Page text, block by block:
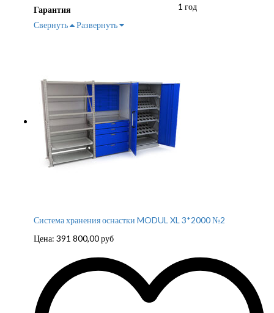
Гарантия
1 год
Свернуть
Развернуть
Система хранения оснастки MODUL XL 3*2000 №2
Цена: 391 800,00руб